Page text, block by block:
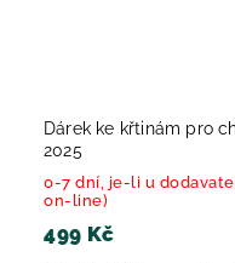
Dárek ke křtinám pro
2025
0-7 dní, je-li u
on-line)
499 Kč